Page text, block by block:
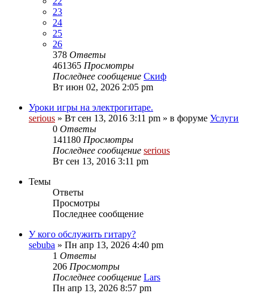
23
24
25
26
378 Ответы
461365 Просмотры
Последнее сообщение Скиф
Вт июн 02, 2026 2:05 pm
Уроки игры на электрогитаре.
serious » Вт сен 13, 2016 3:11 pm » в форуме Услуги
0 Ответы
141180 Просмотры
Последнее сообщение serious
Вт сен 13, 2016 3:11 pm
Темы
Ответы
Просмотры
Последнее сообщение
У кого обслужить гитару?
sebuba » Пн апр 13, 2026 4:40 pm
1 Ответы
206 Просмотры
Последнее сообщение Lars
Пн апр 13, 2026 8:57 pm